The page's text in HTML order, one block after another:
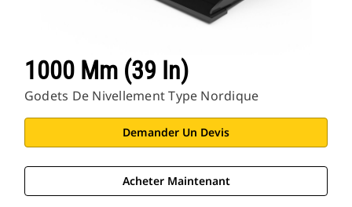
1000 Mm (39 In)
Godets De Nivellement Type Nordique
Demander Un Devis
Acheter Maintenant